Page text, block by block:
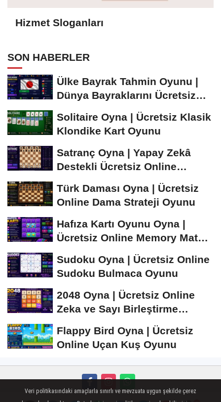
Hizmet Sloganları
SON HABERLER
Ülke Bayrak Tahmin Oyunu |
Dünya Bayraklarını Ücretsiz
Solitaire Oyna | Ücretsiz Klasik
Klondike Kart Oyunu
Satranç Oyna | Yapay Zekâ
Destekli Ücretsiz Online
Türk Daması Oyna | Ücretsiz
Online Dama Strateji Oyunu
Hafıza Kartı Oyunu Oyna |
Ücretsiz Online Memory Match
Sudoku Oyna | Ücretsiz Online
Sudoku Bulmaca Oyunu
2048 Oyna | Ücretsiz Online
Zeka ve Sayı Birleştirme
Flappy Bird Oyna | Ücretsiz
Online Uçan Kuş Oyunu
Veri politikasındaki amaçlarla sınırlı ve mevzuata uygun şekilde çerez